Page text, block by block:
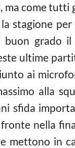
come
stagione
grado il
ultime
ai
alla
sfida
nella
in